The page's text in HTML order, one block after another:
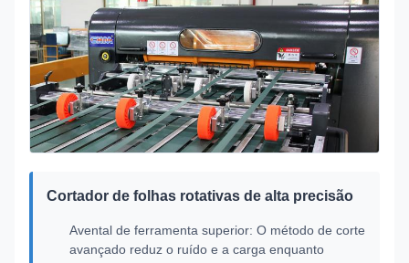
Cortador de folhas rotativas de alta precisão
Avental de ferramenta superior: O método de corte
avançado reduz o ruído e a carga enquanto